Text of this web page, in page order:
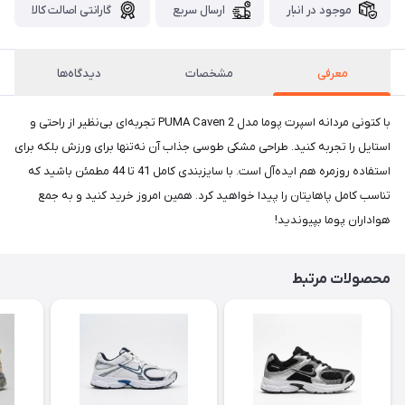
موجود در انبار ارسال سریع گارانتی اصالت کالا
معرفی مشخصات دیدگاه‌ها
با کتونی مردانه اسپرت پوما مدل PUMA Caven 2 تجربه‌ای بی‌نظیر از راحتی و
استایل را تجربه کنید. طراحی مشکی طوسی جذاب آن نه‌تنها برای ورزش بلکه برای
استفاده روزمره هم ایده‌آل است. با سایزبندی کامل 41 تا 44 مطمئن باشید که
تناسب کامل پاهایتان را پیدا خواهید کرد. همین امروز خرید کنید و به جمع
هواداران پوما بپیوندید!
محصولات مرتبط